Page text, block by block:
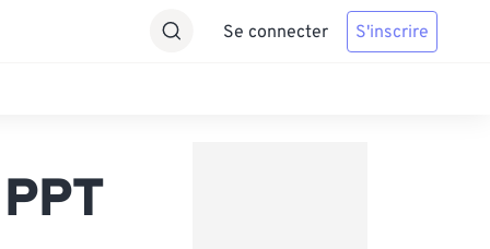
Se connecter S'inscrire